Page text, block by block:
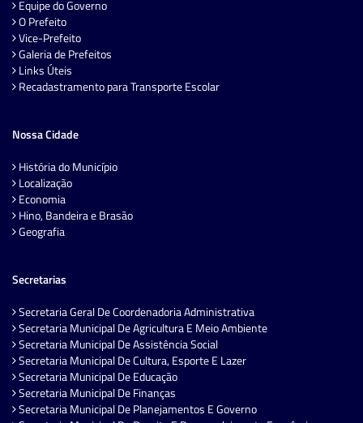
Equipe do Governo
O Prefeito
Vice-Prefeito
Galeria de Prefeitos
Links Úteis
Recadastramento para Transporte Escolar
Nossa Cidade
História do Município
Localização
Economia
Hino, Bandeira e Brasão
Geografia
Secretarias
Secretaria Geral De Coordenadoria Administrativa
Secretaria Municipal De Agricultura E Meio Ambiente
Secretaria Municipal De Assistência Social
Secretaria Municipal De Cultura, Esporte E Lazer
Secretaria Municipal De Educação
Secretaria Municipal De Finanças
Secretaria Municipal De Planejamentos E Governo